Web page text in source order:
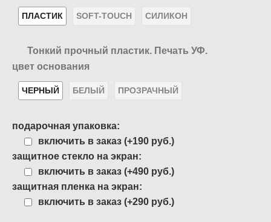
ПЛАСТИК SOFT-TOUCH СИЛИКОН
Тонкий прочный пластик. Печать УФ.
цвет основания
ЧЕРНЫЙ БЕЛЫЙ ПРОЗРАЧНЫЙ
подарочная упаковка:
включить в заказ (+190 руб.)
защитное стекло на экран:
включить в заказ (+490 руб.)
защитная пленка на экран:
включить в заказ (+290 руб.)